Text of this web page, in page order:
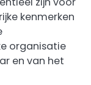
kenmerken
organisatie
en van het